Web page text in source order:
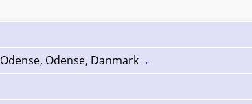
Odense, Odense, Danmark